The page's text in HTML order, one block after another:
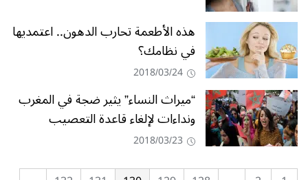
هذه الأطعمة تحارب الدهون.. اعتمديها
في نظامك؟
2018/03/24
“ميراث النساء” يثير ضجة في المغرب
ونداءات لإلغاء قاعدة التعصيب
2018/03/23